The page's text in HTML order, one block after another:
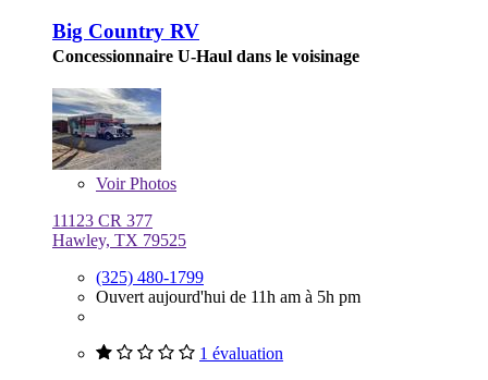
Big Country RV
Concessionnaire U-Haul dans le voisinage
VoirPhotos
11123 CR 377
Hawley, TX 79525
(325) 480-1799
Ouvert aujourd'hui de 11h am à 5h pm
1 évaluation